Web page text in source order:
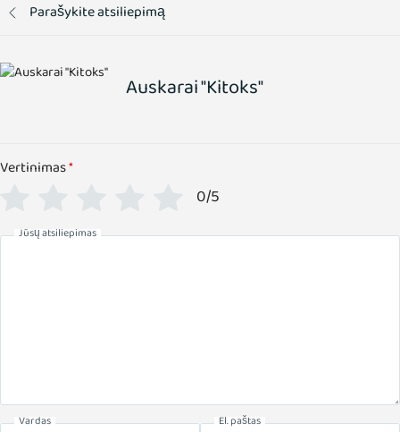
Parašykite atsiliepimą
Auskarai "Kitoks"
Vertinimas*
0/5
Jūsų atsiliepimas
Vardas El. paštas